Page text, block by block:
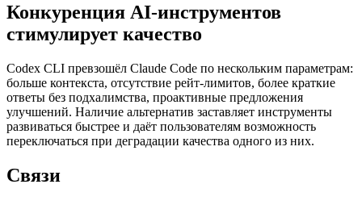
Конкуренция AI-инструментов
стимулирует качество
Codex CLI превзошёл Claude Code по нескольким параметрам:
больше контекста, отсутствие рейт-лимитов, более краткие
ответы без подхалимства, проактивные предложения
улучшений. Наличие альтернатив заставляет инструменты
развиваться быстрее и даёт пользователям возможность
переключаться при деградации качества одного из них.
Связи